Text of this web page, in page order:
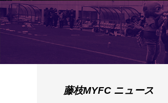
藤枝MYFC ニュース